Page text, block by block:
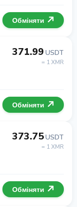
Обміняти
371.99 USDT
= 1 XMR
Обміняти
373.75USDT
= 1 XMR
Обміняти